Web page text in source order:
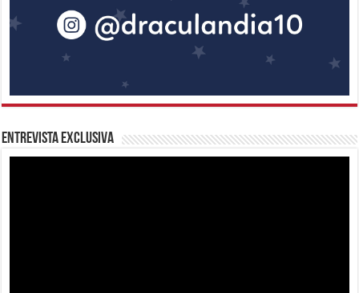
Entrevista Exclusiva